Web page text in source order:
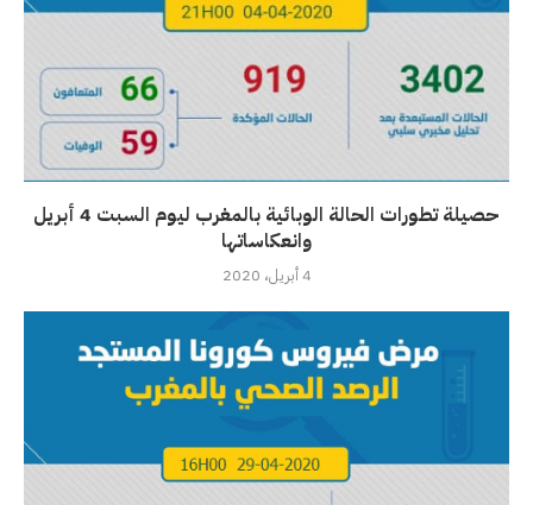
حصيلة تطورات الحالة الوبائية بالمغرب ليوم السبت 4 أبريل
وانعكاساتها
4 أبريل، 2020